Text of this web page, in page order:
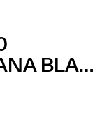
JOHANA BLANC